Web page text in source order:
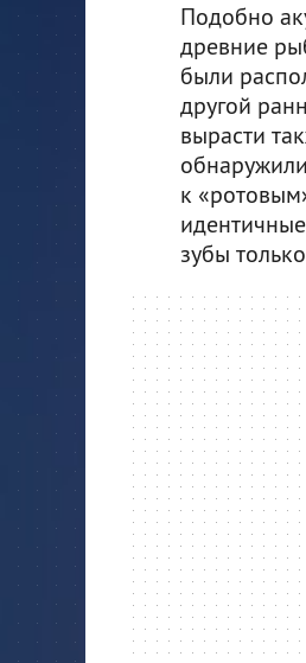
Подобно
древние
были
другой
вырасти
к
зубы